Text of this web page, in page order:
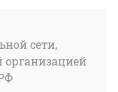
сети,
организацией